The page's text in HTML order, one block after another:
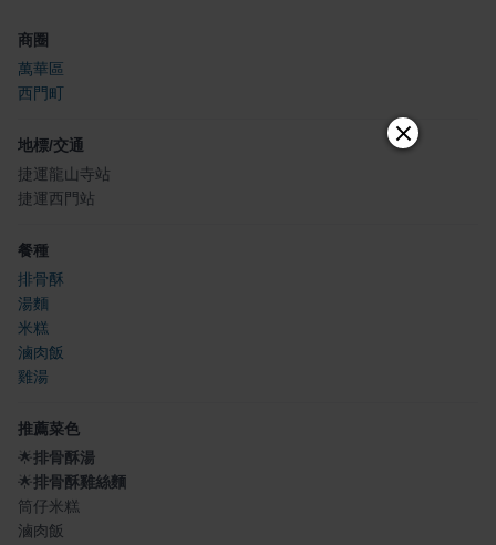
商圈
萬華區
西門町
地標/交通
捷運龍山寺站
捷運西門站
餐種
排骨酥
湯麵
米糕
滷肉飯
雞湯
推薦菜色
🌟排骨酥湯
🌟排骨酥雞絲麵
筒仔米糕
滷肉飯